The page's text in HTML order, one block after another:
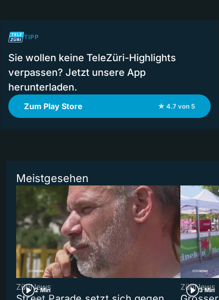
TIPP
Sie wollen keine TeleZüri-Highlights
verpassen? Jetzt unsere App
herunterladen.
Zum Play Store ★ 4.7 von 5
Meistgesehen
2 Min
ZüriNews 3 Min
ZüriNews